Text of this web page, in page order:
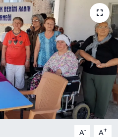
A- A+